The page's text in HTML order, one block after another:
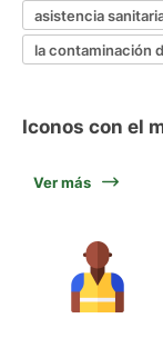
asistencia
la contaminación
Iconos con el
Ver más